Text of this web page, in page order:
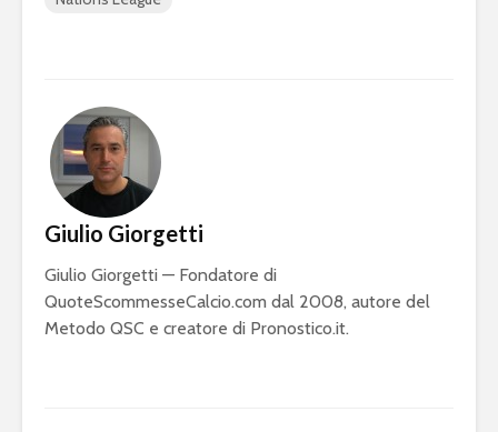
Giulio Giorgetti
Giulio Giorgetti — Fondatore di
QuoteScommesseCalcio.com dal 2008, autore del
Metodo QSC e creatore di Pronostico.it.